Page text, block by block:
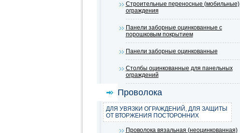
Строительные переносные (мобильные)
ограждения
Панели заборные оцинкованные с
порошковым покрытием
Панели заборные оцинкованные
Столбы оцинкованные для панельных
ограждений
Проволока
ДЛЯ УВЯЗКИ ОГРАЖДЕНИЙ, ДЛЯ ЗАЩИТЫ
ОТ ВТОРЖЕНИЯ ПОСТОРОННИХ
Проволока вязальная (неоцинкованная)